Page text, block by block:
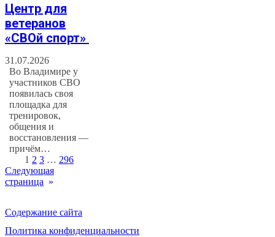
Центр для
ветеранов
«СВОй спорт»
31.07.2026
Во Владимире у
участников СВО
появилась своя
площадка для
тренировок,
общения и
восстановления —
причём…
1 2 3 … 296
Следующая
страница »
Содержание сайта
Политика конфиденциальности